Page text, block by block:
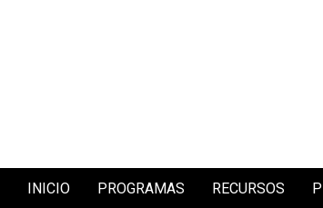
Secondary
INICIO PROGRAMAS RECURSOS